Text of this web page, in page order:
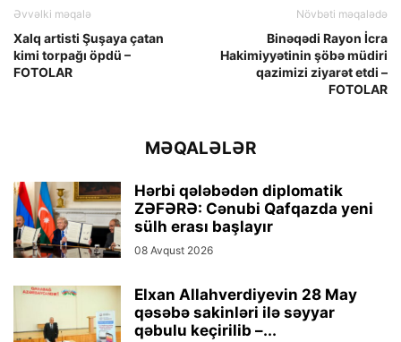
Əvvəlki məqalə
Xalq artisti Şuşaya çatan
kimi torpağı öpdü –
FOTOLAR
Növbəti məqalədə
Binəqədi Rayon İcra
Hakimiyyətinin şöbə müdiri
qazimizi ziyarət etdi –
FOTOLAR
MƏQALƏLƏR
Hərbi qələbədən diplomatik
ZƏFƏRƏ: Cənubi Qafqazda yeni
sülh erası başlayır
08 Avqust 2026
Elxan Allahverdiyevin 28 May
qəsəbə sakinləri ilə səyyar
qəbulu keçirilib –...